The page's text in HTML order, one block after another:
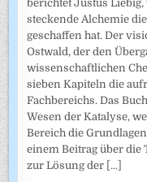
berichtet Justus
steckende Alchemie
geschaffen hat. Der
Ostwald, der den
wissenschaftlichen
sieben Kapiteln die
Fachbereichs. Das
Wesen der Katalyse,
Bereich die
einem Beitrag über
zur Lösung der [...]